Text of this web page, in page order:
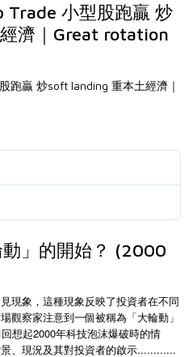
Trade 小型股跑贏 炒
濟｜Great rotation
跑贏 炒soft landing 重本土經濟｜
動」的開始？ (2000
現象，這種現象反映了投資者在不同
觀察家注意到一個被稱為「大輪動」
想起2000年科技泡沫爆破時的情
、現況及其對投資者的啟示............